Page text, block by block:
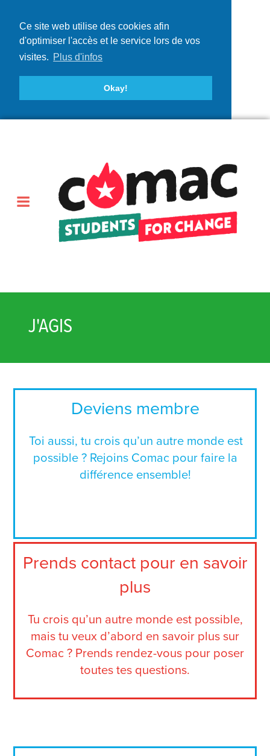
Ce site web utilise des cookies afin
d'optimiser l'accès et le service lors de vos
visites. Plus d'infos
Okay!
J'AGIS
Deviens membre
Toi aussi, tu crois qu’un autre monde est
possible ? Rejoins Comac pour faire la
différence ensemble!
Prends contact pour en savoir
plus
Tu crois qu’un autre monde est possible,
mais tu veux d’abord en savoir plus sur
Comac ? Prends rendez-vous pour poser
toutes tes questions.